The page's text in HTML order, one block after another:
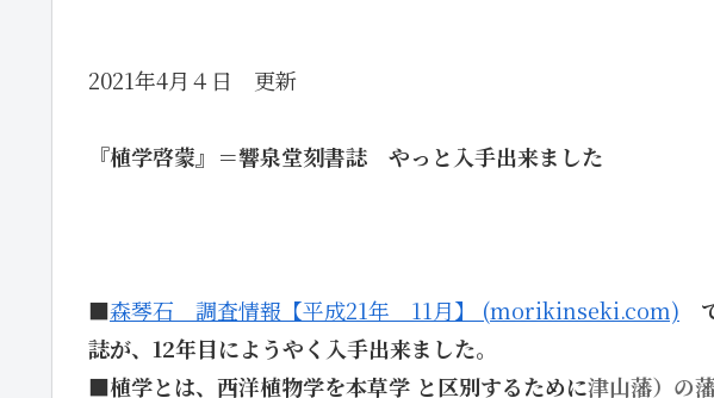
2021年4月４日 更新
『植学啓蒙』＝響泉堂刻書誌 やっと入手出来ました
■森琴石 調査情報【平成21年 11月】 (morikinseki.com)
誌が、 12年目にようやく入手出来ました。
■植学とは、 西洋植物学を本草学 と区別するために津山藩）の